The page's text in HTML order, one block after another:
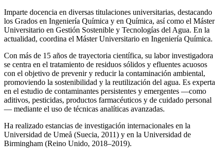
Imparte docencia en diversas titulaciones universitarias, destacando
los Grados en Ingeniería Química y en Química, así como el Máster
Universitario en Gestión Sostenible y Tecnologías del Agua. En la
actualidad, coordina el Máster Universitario en Ingeniería Química.
Con más de 15 años de trayectoria científica, su labor investigadora
se centra en el tratamiento de residuos sólidos y efluentes acuosos
con el objetivo de prevenir y reducir la contaminación ambiental,
promoviendo la sostenibilidad y la reutilización del agua. Es experta
en el estudio de contaminantes persistentes y emergentes —como
aditivos, pesticidas, productos farmacéuticos y de cuidado personal
— mediante el uso de técnicas analíticas avanzadas.
Ha realizado estancias de investigación internacionales en la
Universidad de Umeå (Suecia, 2011) y en la Universidad de
Birmingham (Reino Unido, 2018–2019).